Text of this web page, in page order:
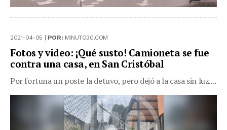
2021-04-05 | POR: MINUTO30.COM
Fotos y video: ¡Qué susto! Camioneta se fue
contra una casa, en San Cristóbal
Por fortuna un poste la detuvo, pero dejó a la casa sin luz....